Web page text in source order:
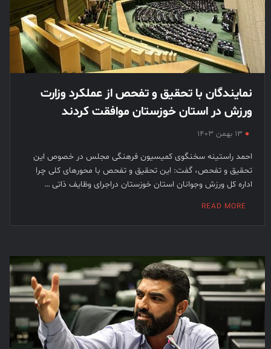
نمایندگان با تحقیق و تفحص از عملکرد وزارت
ورزش در استان خوزستان موافقت کردند
۱۳ بهمن ۱۴۰۳
احمد راستینه سخنگوی کمیسیون فرهنگی مجلس در خصوص این
تحقیق و تفحص، گفت: این تحقیق و تفحص با محورهای کلی چرا
اداره کل ورزش وجوانان استان خوزستان دراجرای وظایف ذاتی …
READ MORE